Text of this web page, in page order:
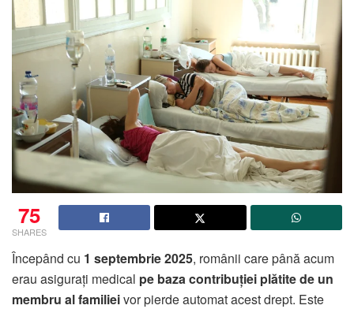
75
SHARES
Începând cu 1 septembrie 2025, românii care până acum
erau asigurați medical pe baza contribuției plătite de un
membru al familieivor pierde automat acest drept. Este